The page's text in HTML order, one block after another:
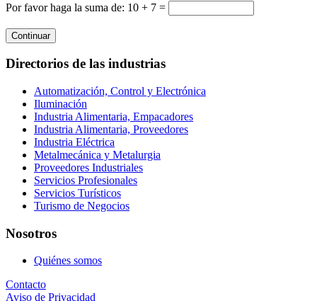
Por favor haga la suma de: 10 + 7 =
Continuar
Directorios de las industrias
Automatización, Control y Electrónica
Iluminación
Industria Alimentaria, Empacadores
Industria Alimentaria, Proveedores
Industria Eléctrica
Metalmecánica y Metalurgia
Proveedores Industriales
Servicios Profesionales
Servicios Turísticos
Turismo de Negocios
Nosotros
Quiénes somos
Contacto
Aviso de Privacidad